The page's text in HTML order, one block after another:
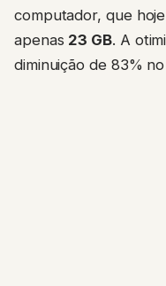
computador, que
apenas 23 GB. A
diminuição de 83%